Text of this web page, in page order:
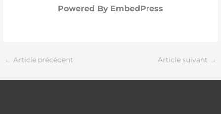
Powered By EmbedPress
← Article précédent Article suivant →